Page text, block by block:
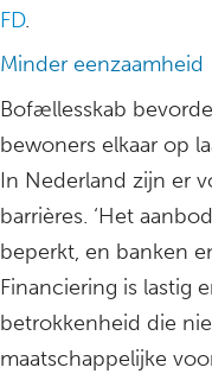
FD.
Minder eenzaamheid
Bofællesskab
bewoners elkaar op
In Nederland zijn er
barrières. ‘Het
beperkt, en banken
Financiering is lastig
betrokkenheid die
maatschappelijke